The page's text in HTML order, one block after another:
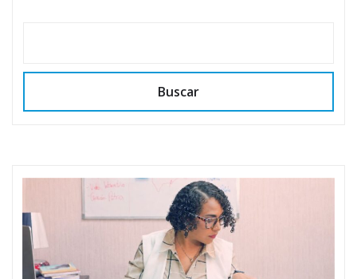
Buscar